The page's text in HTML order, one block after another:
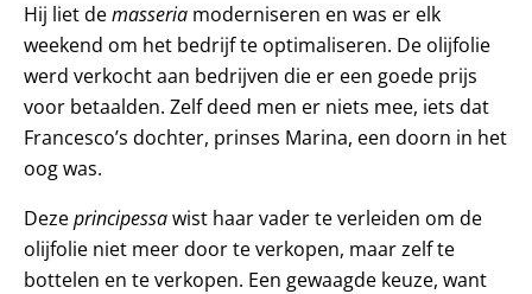
Hij liet demasseria moderniseren en was er elk
weekend om het bedrijf te optimaliseren. De olijfolie
werd verkocht aan bedrijven die er een goede prijs
voor betaalden. Zelf deed men er niets mee, iets dat
Francesco’s dochter, prinses Marina, een doorn in het
oog was.
Dezeprincipessawist haar vader te verleiden om de
olijfolie niet meer door te verkopen, maar zelf te
bottelen en te verkopen. Een gewaagde keuze, want